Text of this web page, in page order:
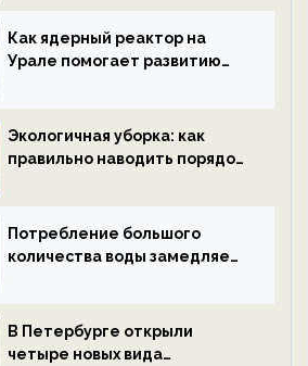
ECOportal
Как ядерный реактор на
Урале помогает развитию
ECOportal
Экологичная уборка: как
правильно наводить порядок
Потребление большого
количества воды замедляет
В Петербурге открыли
четыре новых вида